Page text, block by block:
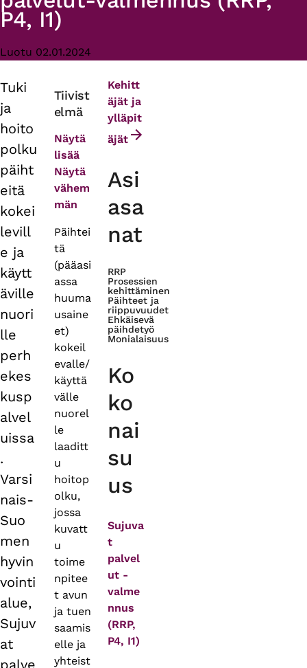
P4, I1)
Luotu 02.01.2024
Primary
tabs
Tuki
ja
hoito
polku
päiht
eitä
kokei
levill
e ja
käytt
äville
nuori
lle
perh
ekes
kusp
alvel
uissa
.
Varsi
nais-
Suo
men
hyvin
vointi
alue,
Sujuv
at
palve
Tiivist
elmä
Näytä
lisää
Näytä
vähem
män
Päihtei
tä
(pääasi
assa
huuma
usaine
et)
kokeil
evalle/
käyttä
välle
nuorel
le
laaditt
u
hoitop
olku,
jossa
kuvatt
u
toime
npitee
t avun
ja tuen
saamis
elle ja
yhteist
Kehitt
äjät ja
ylläpit
äjät
Asi
asa
nat
RRP
Prosessien
kehittäminen
Päihteet ja
riippuvuudet
Ehkäisevä
päihdetyö
Monialaisuus
Ko
ko
nai
su
us
Sujuva
t
palvel
ut -
valme
nnus
(RRP,
P4, I1)